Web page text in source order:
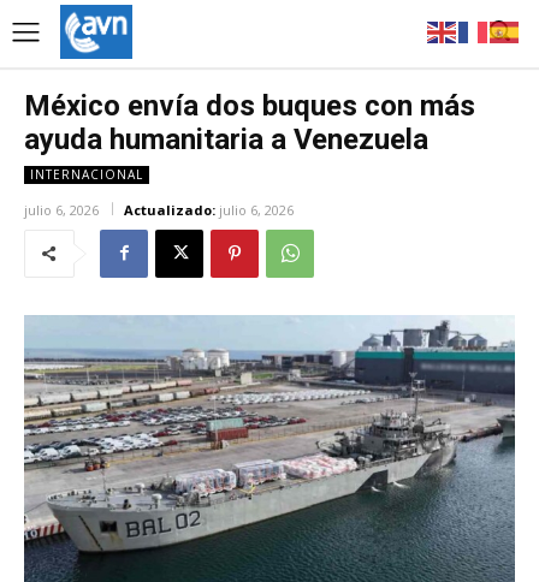
México envía dos buques con más
ayuda humanitaria a Venezuela
INTERNACIONAL
julio 6, 2026 Actualizado: julio 6, 2026